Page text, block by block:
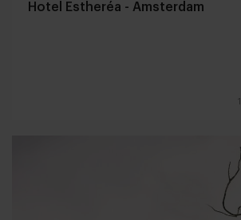
Hotel Estheréa - Amsterdam